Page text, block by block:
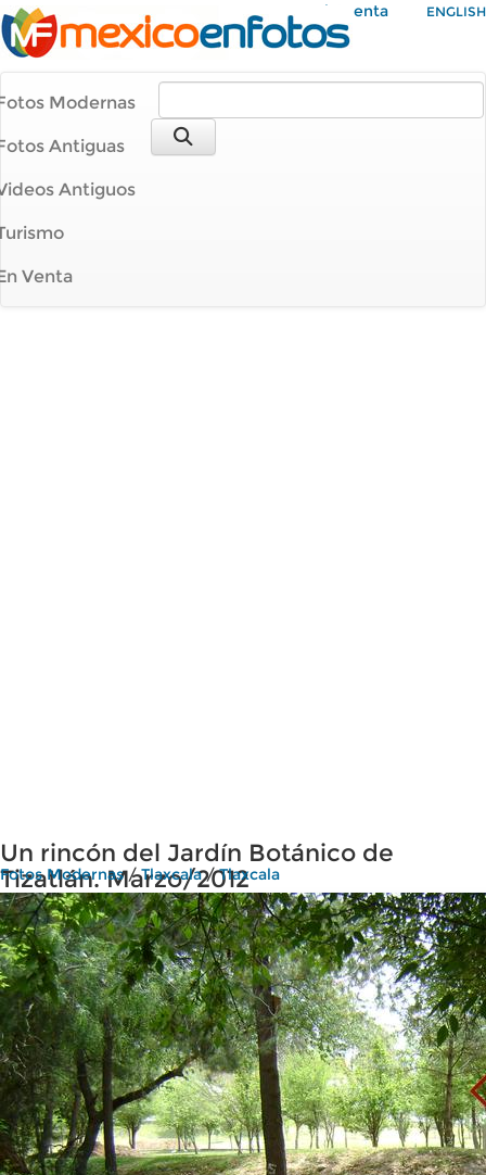
Mi Cuenta ENGLISH
Modernas
Antiguas
Antiguos
Venta
Un rincón del Jardín Botánico de
Tizatlán. Marzo/2012
Fotos Modernas/Tlaxcala/Tlaxcala